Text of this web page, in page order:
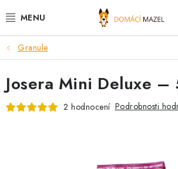
na
DOPORUČUJEME
VÝPRODEJ SKLADU
PSI
Granule
Josera Mini Deluxe –
2 hodnocení Podrobnosti